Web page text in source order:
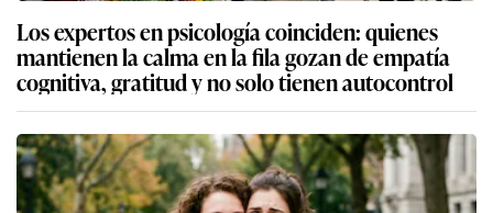
Los expertos en psicología coinciden: quienes
mantienen la calma en la fila gozan de empatía
cognitiva, gratitud y no solo tienen autocontrol